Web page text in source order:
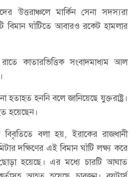
উত্তরাঞ্চলে মার্কিন সেনা সদস্যরা
ঘাঁটিতে আবারও রকেট হামলার
কাতারভিত্তিক সংবাদমাধ্যম আল
হতাহত হননি বলে জানিয়েছে যুক্তরাষ্ট্র।
হয়েছেন।
বিবৃতিতে বলা হয়, ইরাকের রাজধানী
দক্ষিণের এই বিমান ঘাঁটি লক্ষ্য করে
হয়েছে। এর মধ্যে চারটি আঘাত